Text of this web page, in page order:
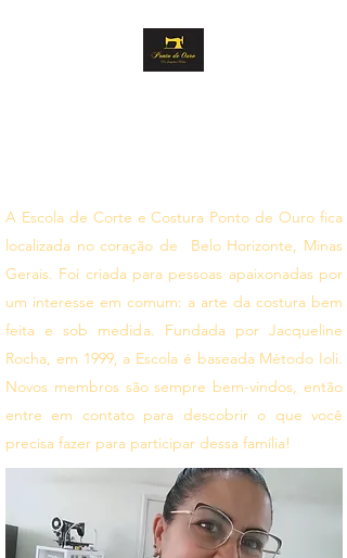
A Escola de Corte e Costura Ponto de Ouro fica
localizada no coração de Belo Horizonte, Minas
Gerais. Foi criada para pessoas apaixonadas por
um interesse em comum: a arte da costura bem
feita e sob medida. Fundada por Jacqueline
Rocha, em 1999, a Escola é baseada Método Ioli.
Novos membros são sempre bem-vindos, então
entre em contato para descobrir o que você
precisa fazer para participar dessa família!